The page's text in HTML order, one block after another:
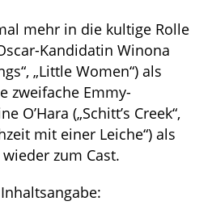
mehr in die kultige Rolle
Kandidatin Winona
„Little Women“) als
zweifache Emmy-
O’Hara („Schitt’s Creek“,
mit einer Leiche“) als
zum Cast.